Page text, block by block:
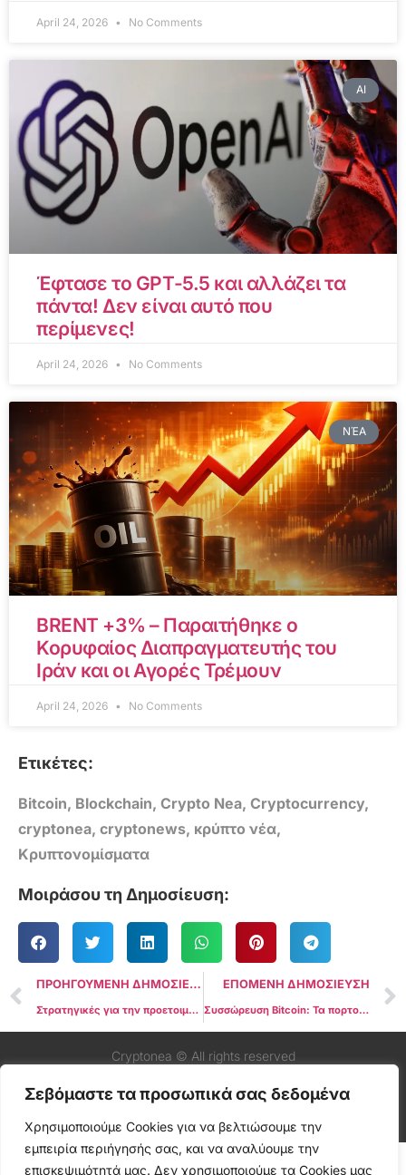
Σεβόμαστε τα προσωπικά σας δεδομένα
Χρησιμοποιούμε Cookies για να βελτιώσουμε την
εμπειρία περιήγησής σας, και να αναλύουμε την
επισκεψιμότητά μας. Δεν χρησιμοποιούμε τα Cookies μας
April 24, 2026 No Comments
AI
Έφτασε το GPT-5.5 και αλλάζει τα
πάντα! Δεν είναι αυτό που
περίμενες!
April 24, 2026 No Comments
ΝΈΑ
BRENT +3% – Παραιτήθηκε ο
Κορυφαίος Διαπραγματευτής του
Ιράν και οι Αγορές Τρέμουν
April 24, 2026 No Comments
Ετικέτες:
Bitcoin, Blockchain, Crypto Nea, Cryptocurrency,
cryptonea, cryptonews, κρύπτο νέα,
Κρυπτονομίσματα
Μοιράσου τη Δημοσίευση:
ΠΡΟΗΓΟΥΜΕΝΗ ΔΗΜΟΣΙΕΥΣΗ
Στρατηγικές για την προετοιμασία διακυμάνσεων τιμών Bitcoin κατά τη συνεδρίαση της Fed του Σεπτεμβρίου FOMC
ΕΠΟΜΕΝΗ ΔΗΜΟΣΙΕΥΣΗ
Συσσώρευση Bitcoin: Τα πορτοφόλια με 100+ BTC έφτασαν σε υψηλό 17 μηνών
Cryptonea © All rights reserved